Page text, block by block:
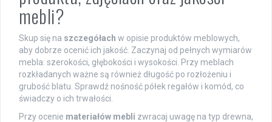
mebli?
Skup się na szczegółach w opisie produktów meblowych,
aby dobrze ocenić ich jakość. Zaczynaj od pełnych wymiarów
mebla: szerokości, głębokości i wysokości. Przy meblach
rozkładanych ważne są również długość po rozłożeniu i
grubość blatu. Sprawdź nośność półek regałów i komód, co
świadczy o ich trwałości.
Przy ocenie materiałów mebli zwracaj uwagę na typ drewna,